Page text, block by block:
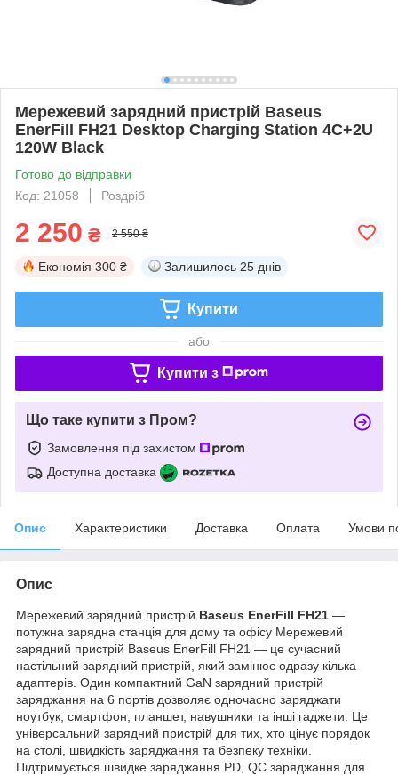
Мережевий зарядний пристрій Baseus
EnerFill FH21 Desktop Charging Station 4C+2U
120W Black
Готово до відправки
Код: 21058
Роздріб
2 250 ₴ 2 550 ₴
Економія 300 ₴ Залишилось 25 днів
Купити
або
Купити з
Що таке купити з Пром?
Замовлення під захистом
Доступна доставка
Опис Характеристики Доставка Оплата Умови
Опис
Мережевий зарядний пристрій Baseus EnerFill FH21 —
потужна зарядна станція для дому та офісу Мережевий
зарядний пристрій Baseus EnerFill FH21 — це сучасний
настільний зарядний пристрій, який замінює одразу кілька
адаптерів. Один компактний GaN зарядний пристрій
заряджання на 6 портів дозволяє одночасно заряджати
ноутбук, смартфон, планшет, навушники та інші гаджети. Це
універсальний зарядний пристрій для тих, хто цінує порядок
на столі, швидкість заряджання та безпеку техніки.
Підтримується швидке заряджання PD, QC заряджання для